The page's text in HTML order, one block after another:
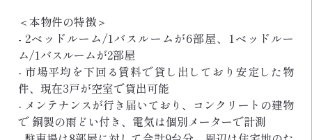
＜本物件の特徴＞
- 2ベッドルーム/1バスルームが6部屋、1ベッドルー
ム/1バスルームが2部屋
- 市場平均を下回る賃料で貸し出しており安定した物
件、現在3戸が空室で貸出可能
- メンテナンスが行き届いており、コンクリートの建物
で 銅製の雨どい付き、電気は個別メーターで計測